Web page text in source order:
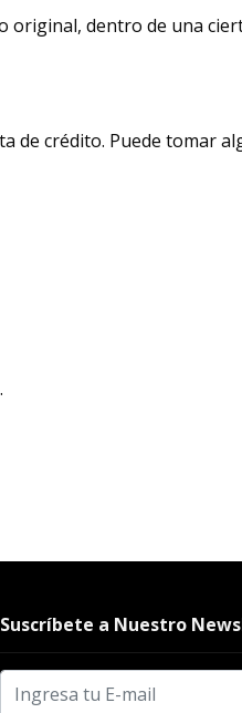
original, dentro de una
de crédito. Puede tomar
Suscríbete a Nuestro